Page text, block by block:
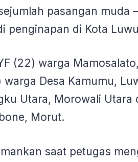
pasangan muda
penginapan di Kota
(22) warga
warga Desa Kamumu,
Utara, Morowali Utara
Morut.
saat petugas